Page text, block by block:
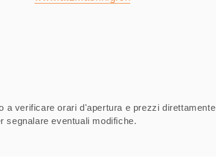
a verificare orari d'apertura e prezzi direttamente
segnalare eventuali modifiche.